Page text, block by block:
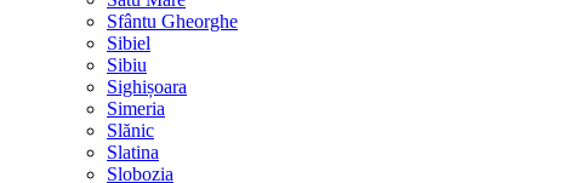
Sfântu Gheorghe
Sibiel
Sibiu
Sighișoara
Simeria
Slănic
Slatina
Slobozia